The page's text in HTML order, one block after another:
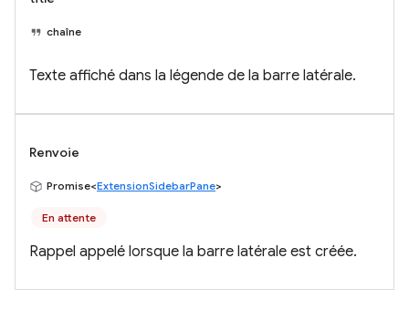
chaîne
Texte affiché dans la légende de la barre latérale.
Renvoie
Promise<ExtensionSidebarPane>
En attente
Rappel appelé lorsque la barre latérale est créée.